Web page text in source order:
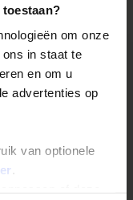
om onze
in staat te
en om u
advertenties op
van optionele
.
hebt over hoe
wij voor de
op de meest